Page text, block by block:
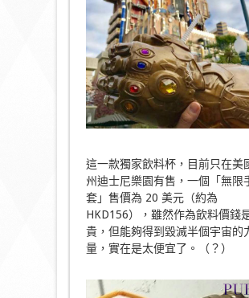
這一款獨家飲料杯，目前只在美
州迪士尼樂園有售，一個「無限
套」售價為 20 美元（約為
HKD156），雖然作為飲料價錢
貴，但能夠得到毀滅半個宇宙的
量，實在是太便宜了。（？）